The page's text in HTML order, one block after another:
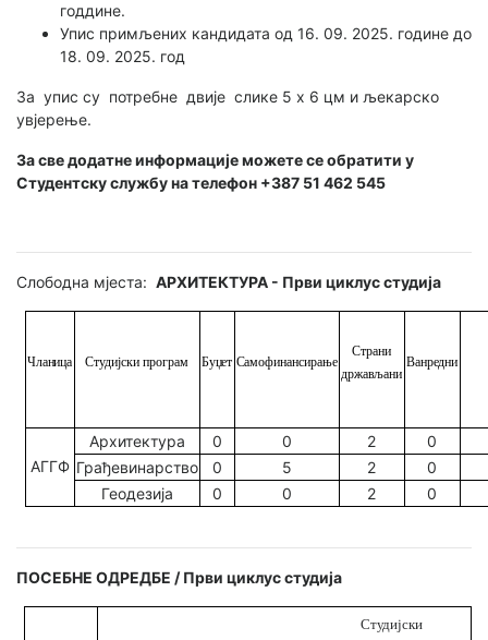
годдине.
Упис примљених кандидата од 16. 09. 2025. године до
18. 09. 2025. год
За упис су потребне двије слике 5 x 6 цм и љекарско
увјерење.
За све додатне информације можете се обратити у
Студентску службу на телефон +387 51 462 545
Слободна мјеста: АРХИТЕКТУРА - Први циклус студија
Чланица Студијскипрограм Буџет Самофинансирање
Страни
држављани
Ванредни
Архитектура 0 0 2
0
АГГФ Грађевинарство 0 5 2
0
Геодезија
0 0 2 0
ПОСЕБНЕ ОДРЕДБЕ / Први циклус студија
Студијски